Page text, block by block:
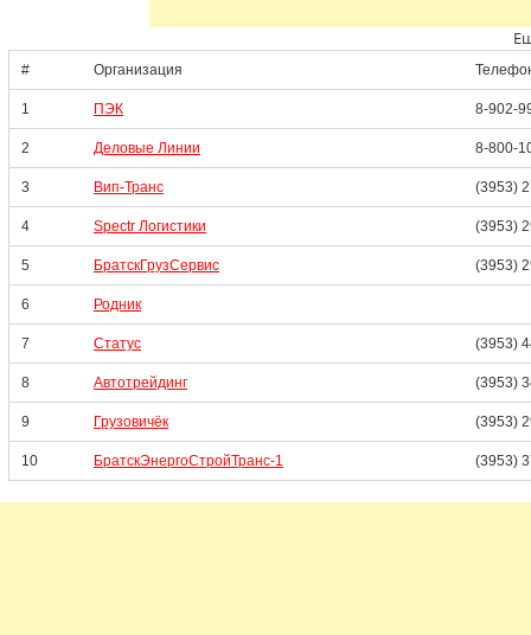
# Организация
1 ПЭК 8-902-
2 Деловые Линии 8-800-
3 Вип-Транс (3953)
4 Spectr Логистики (3953)
5 БратскГрузСервис (3953)
6 Родник
7 Статус (3953)
8 Автотрейдинг (3953)
9 Грузовичёк (3953)
10 БратскЭнергоСтройТранс-1 (3953)